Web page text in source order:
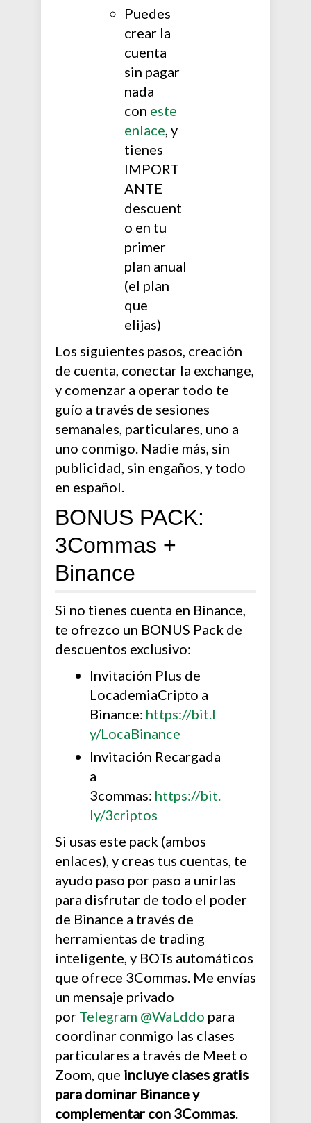
Puedes
crear la
cuenta
sin pagar
nada
con este
enlace, y
tienes
IMPORT
ANTE
descuent
o en tu
primer
plan anual
(el plan
que
elijas)
Los siguientes pasos, creación
de cuenta, conectar la exchange,
y comenzar a operar todo te
guío a través de sesiones
semanales, particulares, uno a
uno conmigo. Nadie más, sin
publicidad, sin engaños, y todo
en español.
BONUS PACK:
3Commas +
Binance
Si no tienes cuenta en Binance,
te ofrezco un BONUS Pack de
descuentos exclusivo:
Invitación Plus de
LocademiaCripto a
Binance: https://bit.l
y/LocaBinance
Invitación Recargada
a
3commas: https://bit.
ly/3criptos
Si usas este pack (ambos
enlaces), y creas tus cuentas, te
ayudo paso por paso a unirlas
para disfrutar de todo el poder
de Binance a través de
herramientas de trading
inteligente, y BOTs automáticos
que ofrece 3Commas. Me envías
un mensaje privado
por Telegram @WaLddo para
coordinar conmigo las clases
particulares a través de Meet o
Zoom, que incluye clases gratis
para dominar Binance y
complementar con 3Commas.